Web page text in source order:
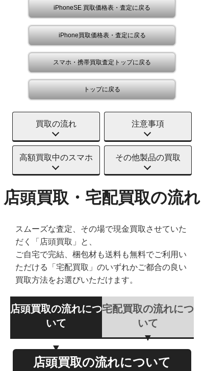
iPhoneSE 買取価格表・査定に戻る
iPhone買取価格表・査定に戻る
スマホ・携帯買取査定トップに戻る
トップに戻る
買取の流れ 注意事項
高額買取中のスマホ その他製品の買取
店頭買取・宅配買取の流れ
スムーズな査定、その場で現金買取させていた
だく「店頭買取」と、
ご自宅で完結、梱包材も送料も無料でご利用い
ただける「宅配買取」のいずれかご都合の良い
買取方法をお選びいただけます。
店頭買取の流れにつ
いて
宅配買取の流れにつ
いて
店頭買取の流れについて